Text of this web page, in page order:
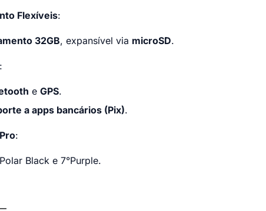
Flexíveis:
32GB, expansível via microSD.
:
e GPS.
a apps bancários (Pix).
:
Black e 7°Purple.